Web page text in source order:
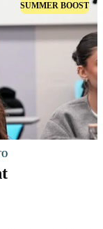
SUMMER BOOST